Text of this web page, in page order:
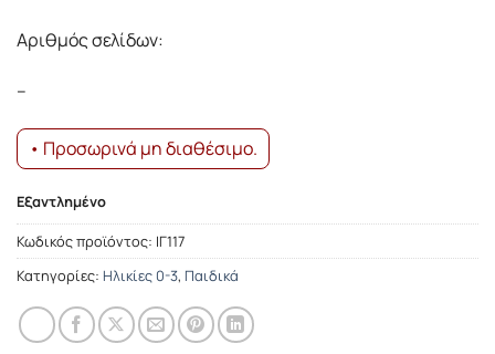
Αριθμός σελίδων:
–
• Προσωρινά μη διαθέσιμο.
Εξαντλημένο
Κωδικός προϊόντος: ΙΓ117
Κατηγορίες: Ηλικίες 0-3, Παιδικά